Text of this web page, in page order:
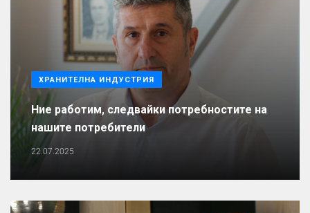
ХРАНИТЕЛНА ИНДУСТРИЯ
Ние работим, следвайки потребностите на
нашите потребители
22.07.2025